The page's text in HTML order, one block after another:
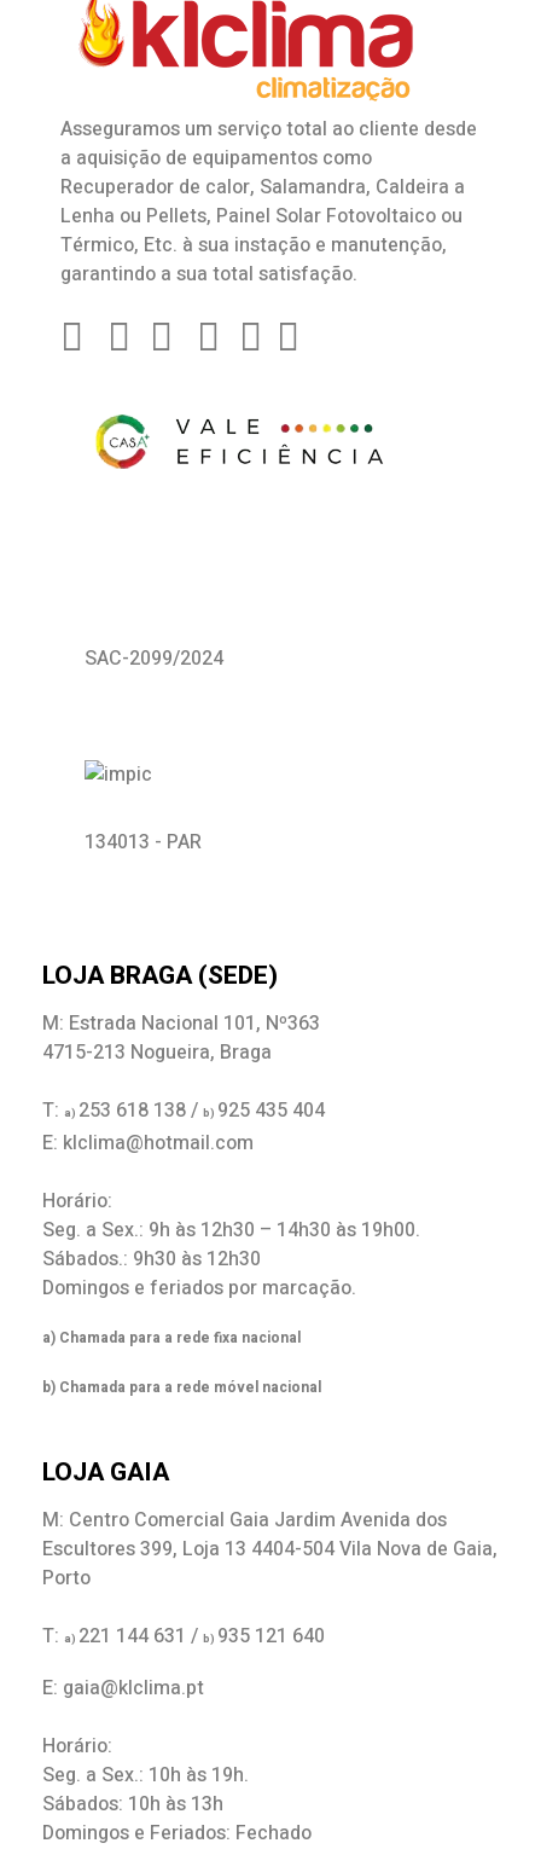
Asseguramos um serviço total ao cliente desde
a aquisição de equipamentos como
Recuperador de calor, Salamandra, Caldeira a
Lenha ou Pellets, Painel Solar Fotovoltaico ou
Térmico, Etc. à sua instação e manutenção,
garantindo a sua total satisfação.
SAC-2099/2024
134013 - PAR
LOJA BRAGA (SEDE)
M: Estrada Nacional 101, Nº363
4715-213 Nogueira, Braga
T: a) 253 618 138 / b) 925 435 404
E: klclima@hotmail.com
Horário:
Seg. a Sex.: 9h às 12h30 – 14h30 às 19h00.
Sábados.: 9h30 às 12h30
Domingos e feriados por marcação.
a) Chamada para a rede fixa nacional
b) Chamada para a rede móvel nacional
LOJA GAIA
M: Centro Comercial Gaia Jardim Avenida dos
Escultores 399, Loja 13 4404-504 Vila Nova de Gaia,
Porto
T: a) 221 144 631 / b) 935 121 640
E: gaia@klclima.pt
Horário:
Seg. a Sex.: 10h às 19h.
Sábados: 10h às 13h
Domingos e Feriados: Fechado